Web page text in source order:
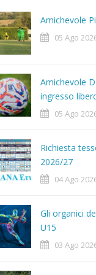
Amichevole
05 Ago
Amichevole
ingresso
05 Ago
Richiesta
2026/27
04 Ago
Gli organici
U15
03 Ago